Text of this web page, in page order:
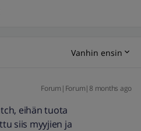
Vanhin ensin
Forum|Forum|8 months ago
eihän tuota
siis myyjien ja